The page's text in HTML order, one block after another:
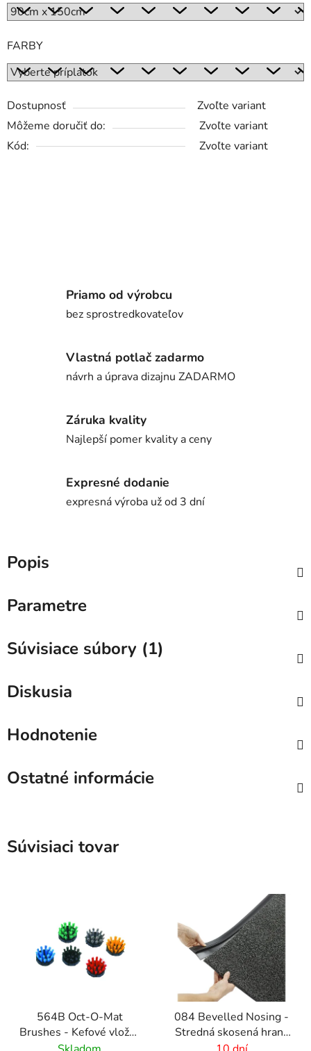
FARBY
Dostupnosť
Zvoľte variant
Môžeme doručiť do:
Zvoľte variant
Kód:
Zvoľte variant
Priamo od výrobcu
bez sprostredkovateľov
Vlastná potlač zadarmo
návrh a úprava dizajnu ZADARMO
Záruka kvality
Najlepší pomer kvality a ceny
Expresné dodanie
expresná výroba už od 3 dní
Popis
Parametre
Súvisiace súbory (1)
Diskusia
Hodnotenie
Ostatné informácie
Súvisiaci tovar
564B Oct-O-Mat
Brushes - Kefové vložky
pre vstupné rohožové
084 Bevelled Nosing -
Stredná skosená hrana
pre rohože - 4 mm